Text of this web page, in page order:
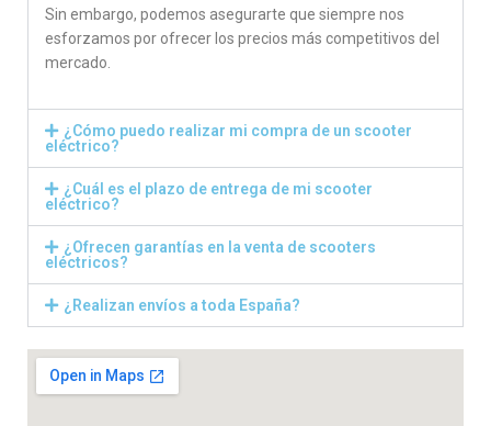
Sin embargo, podemos asegurarte que siempre nos
esforzamos por ofrecer los precios más competitivos del
mercado.
¿Cómo puedo realizar mi compra de un scooter
eléctrico?
¿Cuál es el plazo de entrega de mi scooter
eléctrico?
¿Ofrecen garantías en la venta de scooters
eléctricos?
¿Realizan envíos a toda España?